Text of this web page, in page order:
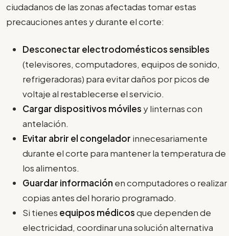
ciudadanos de las zonas afectadas tomar estas
precauciones antes y durante el corte:
Desconectar electrodomésticos sensibles
(televisores, computadores, equipos de sonido,
refrigeradoras) para evitar daños por picos de
voltaje al restablecerse el servicio.
Cargar dispositivos móviles y linternas con
antelación.
Evitar abrir el congelador innecesariamente
durante el corte para mantener la temperatura de
los alimentos.
Guardar información en computadores o realizar
copias antes del horario programado.
Si tienes equipos médicosque dependen de
electricidad, coordinar una solución alternativa